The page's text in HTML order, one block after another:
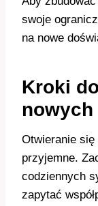
swoje
na nowe
Kroki
nowych
Otwieranie
przyjemne.
codziennych
zapytać